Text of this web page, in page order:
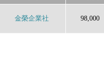
金榮企業社 98,000